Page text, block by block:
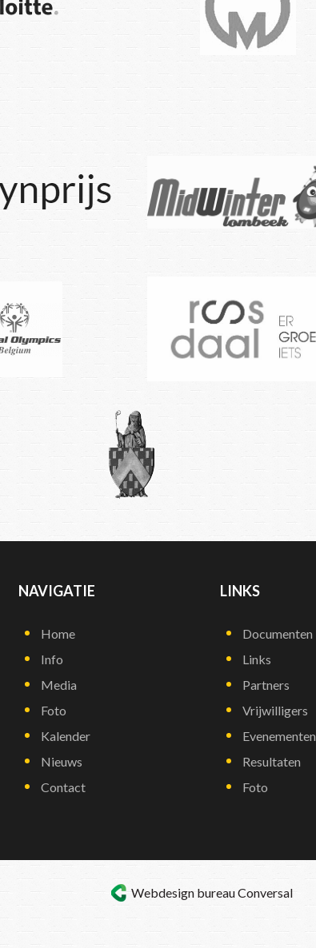
NAVIGATIE
Home
Info
Media
Foto
Kalender
Nieuws
Contact
LINKS
Documenten
Links
Partners
Vrijwilligers
Evenementen
Resultaten
Foto
Webdesign bureauConversal